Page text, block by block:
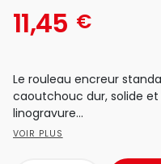
11,45 €
Le rouleau encreur
caoutchouc dur, solide
linogravure...
VOIR PLUS